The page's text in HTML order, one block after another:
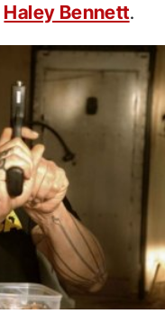
Haley Bennett.